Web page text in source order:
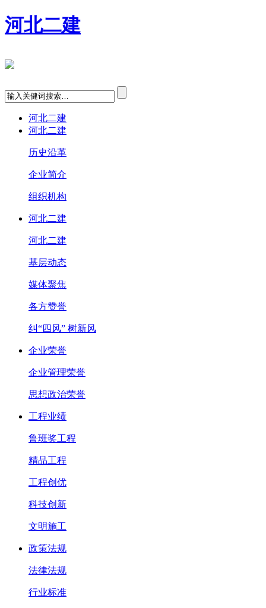
河北二建
河北二建
河北二建
历史沿革
企业简介
组织机构
河北二建
河北二建
基层动态
媒体聚焦
各方赞誉
纠“四风” 树新风
企业荣誉
企业管理荣誉
思想政治荣誉
工程业绩
鲁班奖工程
精品工程
工程创优
科技创新
文明施工
政策法规
法律法规
行业标准